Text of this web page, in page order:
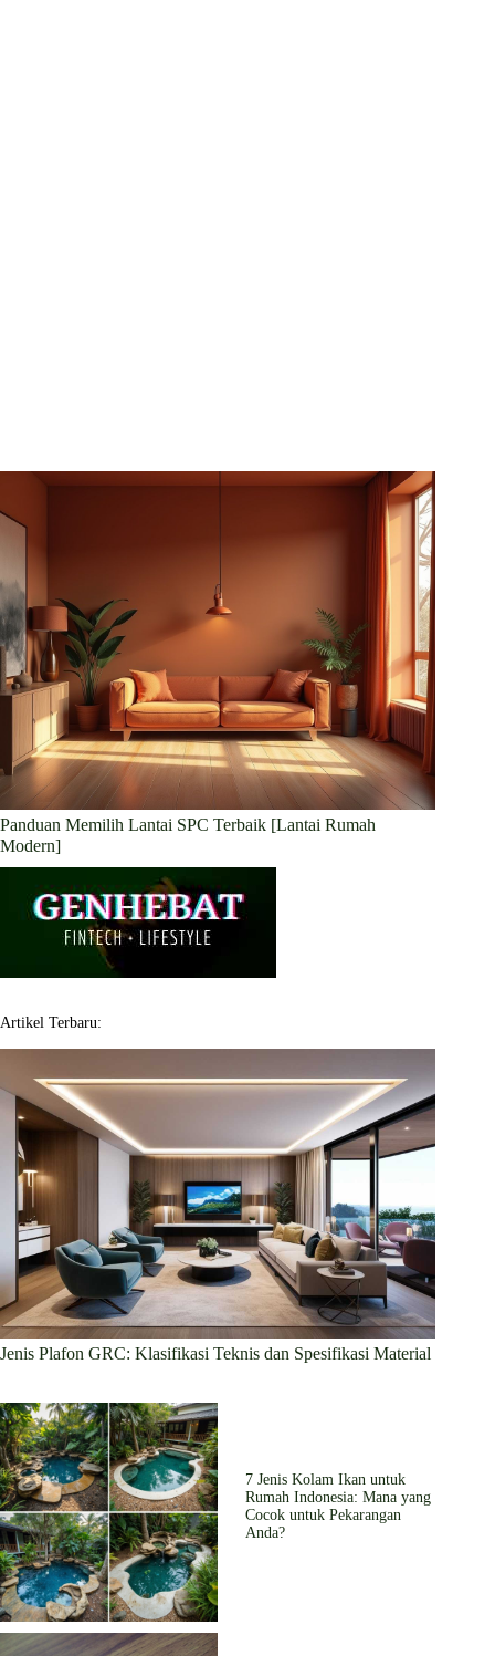
Panduan Memilih Lantai SPC Terbaik [Lantai Rumah
Modern]
Artikel Terbaru:
Jenis Plafon GRC: Klasifikasi Teknis dan Spesifikasi Material
7 Jenis Kolam Ikan untuk
Rumah Indonesia: Mana yang
Cocok untuk Pekarangan
Anda?